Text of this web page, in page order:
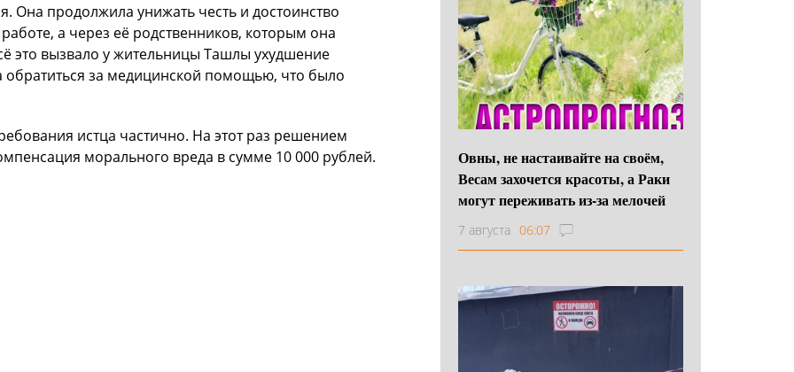
Она продолжила унижать честь и достоинство
а через её родственников, которым она
это вызвало у жительницы Ташлы ухудшение
за медицинской помощью, что было
истца частично. На этот раз решением
морального вреда в сумме 10 000 рублей.
Овны, не настаивайте на своём,
Весам захочется красоты, а Раки
могут переживать из-за мелочей
7 августа 06:07